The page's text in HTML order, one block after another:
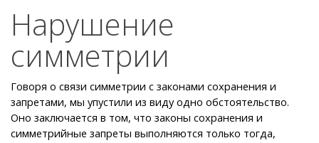
Нарушение
симметрии
Говоря о связи симметрии с законами сохранения и
запретами, мы упустили из виду одно обстоятельство.
Оно заключается в том, что законы сохранения и
симметрийные запреты выполняются только тогда,